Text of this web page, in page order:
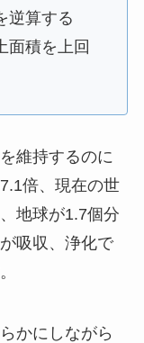
逆算する
面積を上回
維持するのに
倍、現在の世
地球が1.7個分
吸収、浄化で
かにしながら